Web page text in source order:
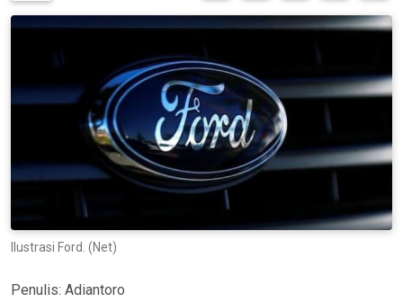
Ilustrasi Ford. (Net)
Penulis: Adiantoro